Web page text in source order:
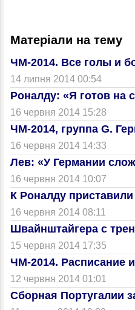
Матеріали на тему
ЧМ-2014. Все голы и
14 липня 2014 00:54
Роналду: «Я готов на
16 червня 2014 15:28
ЧМ-2014, группа G.
16 червня 2014 14:33
Лев: «У Германии
16 червня 2014 10:07
К Роналду
16 червня 2014 08:11
Швайнштайгера с
15 червня 2014 17:35
ЧМ-2014. Расписание
12 червня 2014 01:01
Сборная Португалии